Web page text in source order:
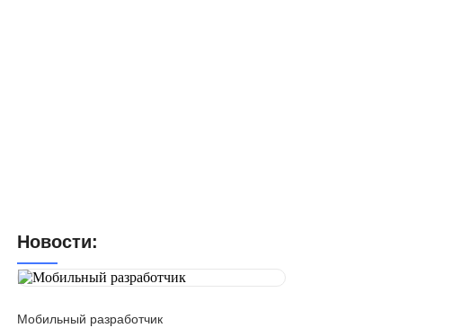
Новости:
Мобильный разработчик